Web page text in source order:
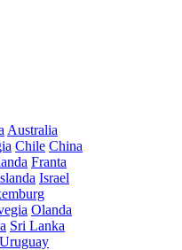
Australia
Chile China
Franta
Israel
Olanda
Sri Lanka
Uruguay